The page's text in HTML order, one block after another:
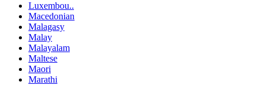
Luxembou..
Macedonian
Malagasy
Malay
Malayalam
Maltese
Maori
Marathi